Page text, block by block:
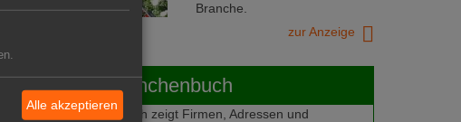
Branche.
zur Anzeige
GABOT-Branchenbuch
GABOT-Branchenbuch zeigt Firmen, Adressen und
Alle akzeptieren